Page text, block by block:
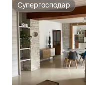
Супергосподар
Супергосподар